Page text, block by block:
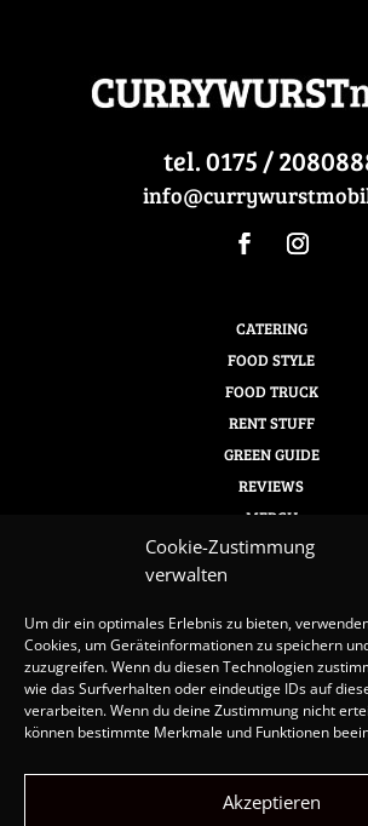
Cookie-Zustimmung
verwalten
Um dir ein optimales Erlebnis zu bieten,
Cookies, um Geräteinformationen zu speichern
zuzugreifen. Wenn du diesen Technologien
wie das Surfverhalten oder eindeutige IDs auf
verarbeiten. Wenn du deine Zustimmung nicht
können bestimmte Merkmale und Funktionen
Akzeptieren
tel. 0175 /
CATERING
FOOD STYLE
FOOD TRUCK
RENT STUFF
GREEN GUIDE
REVIEWS
MERCH
KONTAKT